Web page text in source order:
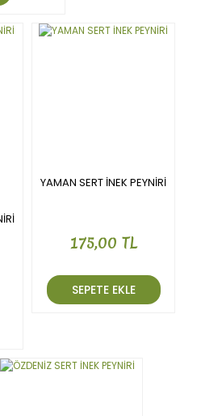
YAMAN SERT İNEK PEYNİRİ
175,00 TL
SEPETE EKLE